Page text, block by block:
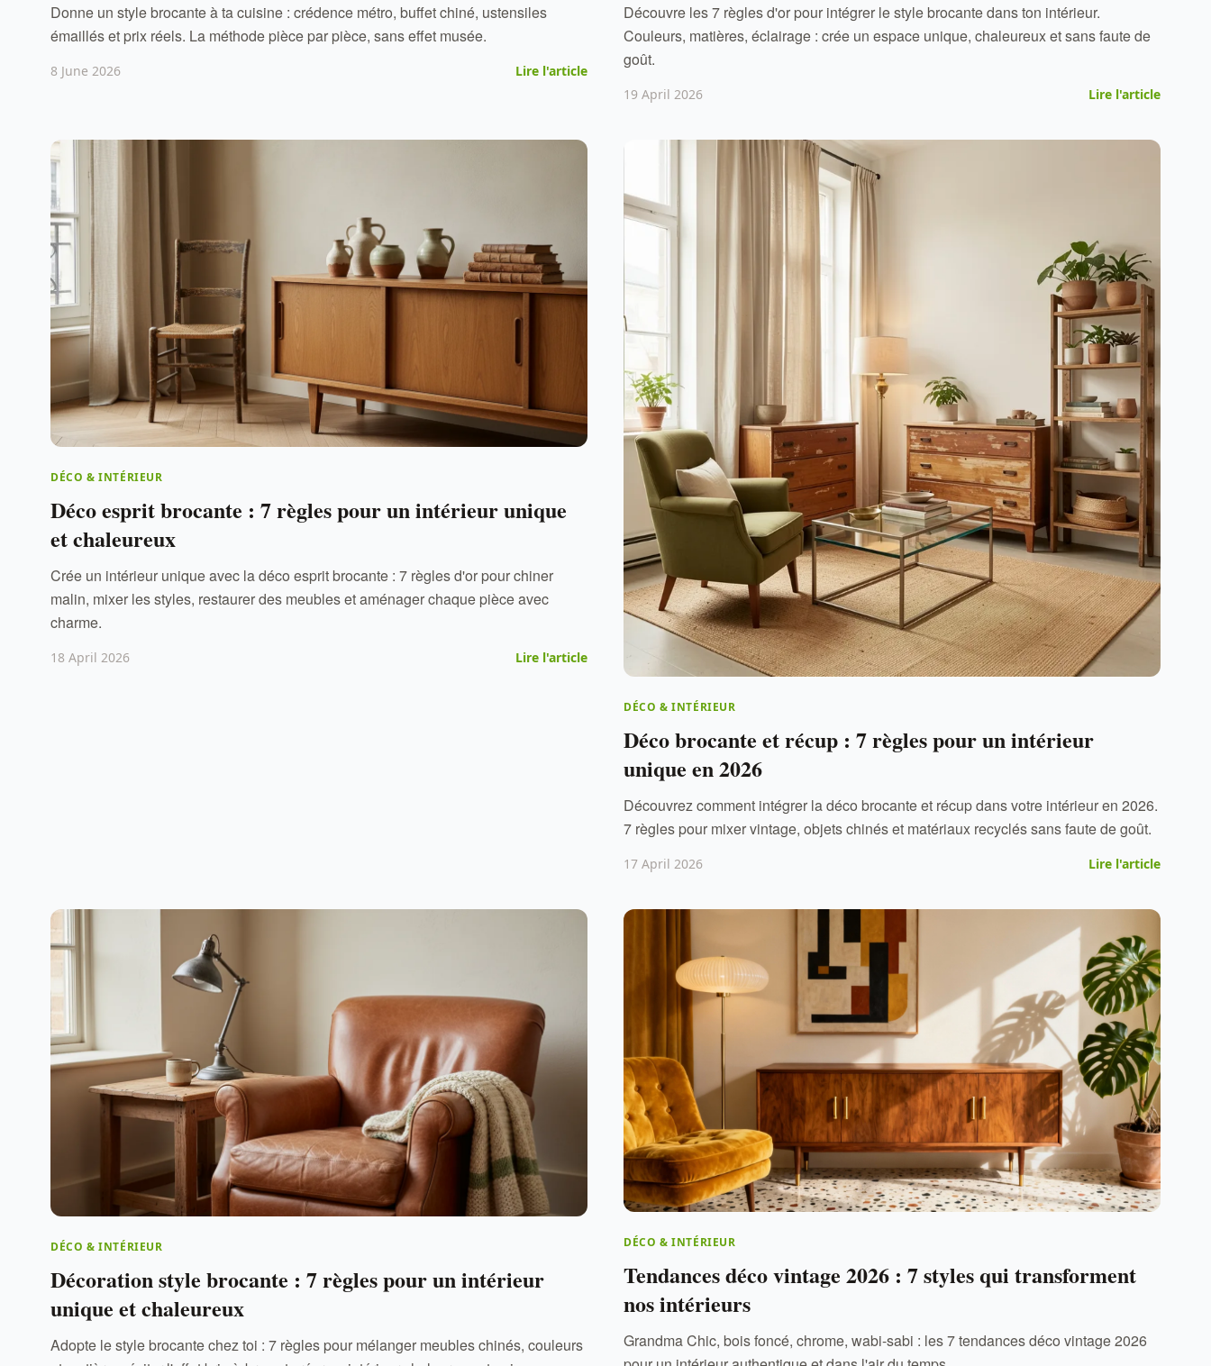
Donne un style brocante à ta cuisine : crédence métro, buffet chiné, ustensiles
émaillés et prix réels. La méthode pièce par pièce, sans effet musée.
8 June 2026 Lire l'article
Découvre les 7 règles d'or pour intégrer le style brocante dans ton intérieur.
Couleurs, matières, éclairage : crée un espace unique, chaleureux et sans faute de
goût.
19 April 2026 Lire l'article
DÉCO & INTÉRIEUR
Déco esprit brocante : 7 règles pour un intérieur unique
et chaleureux
Crée un intérieur unique avec la déco esprit brocante : 7 règles d'or pour chiner
malin, mixer les styles, restaurer des meubles et aménager chaque pièce avec
charme.
18 April 2026 Lire l'article
DÉCO & INTÉRIEUR
Déco brocante et récup : 7 règles pour un intérieur
unique en 2026
Découvrez comment intégrer la déco brocante et récup dans votre intérieur en 2026.
7 règles pour mixer vintage, objets chinés et matériaux recyclés sans faute de goût.
17 April 2026 Lire l'article
DÉCO & INTÉRIEUR
Décoration style brocante : 7 règles pour un intérieur
unique et chaleureux
Adopte le style brocante chez toi : 7 règles pour mélanger meubles chinés, couleurs
DÉCO & INTÉRIEUR
Tendances déco vintage 2026 : 7 styles qui transforment
nos intérieurs
Grandma Chic, bois foncé, chrome, wabi-sabi : les 7 tendances déco vintage 2026